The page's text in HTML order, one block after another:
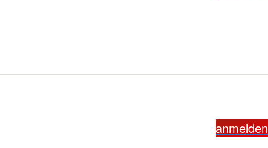
anmelden